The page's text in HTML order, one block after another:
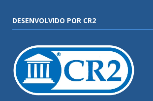
DESENVOLVIDO POR CR2